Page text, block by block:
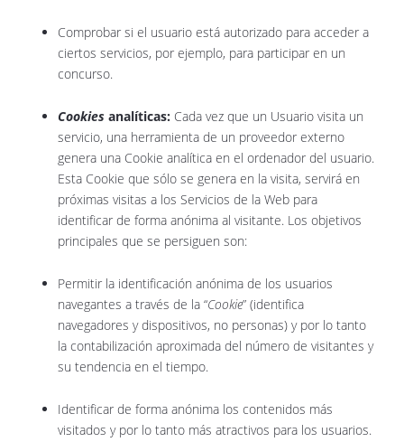
Comprobar si el usuario está autorizado para acceder a
ciertos servicios, por ejemplo, para participar en un
concurso.
Cookies analíticas: Cada vez que un Usuario visita un
servicio, una herramienta de un proveedor externo
genera una Cookie analítica en el ordenador del usuario.
Esta Cookie que sólo se genera en la visita, servirá en
próximas visitas a los Servicios de la Web para
identificar de forma anónima al visitante. Los objetivos
principales que se persiguen son:
Permitir la identificación anónima de los usuarios
navegantes a través de la “Cookie” (identifica
navegadores y dispositivos, no personas) y por lo tanto
la contabilización aproximada del número de visitantes y
su tendencia en el tiempo.
Identificar de forma anónima los contenidos más
visitados y por lo tanto más atractivos para los usuarios.